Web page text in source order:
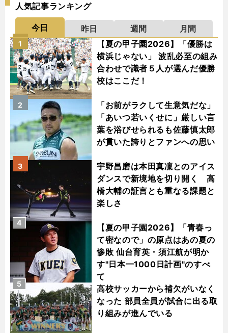
人気記事ランキング
今日 昨日 週間
月間
【夏の甲子園2026】「優勝は
横浜じゃない」 波乱必至の組み
合わせで識者５人が選んだ優勝
校はここだ！
1
「お前がラクして生意気だな」
「あいつ若いくせに」厳しい言
葉を浴びせられるも佐藤慎太郎
が貫いた誇りとファンへの思い
2
宇野昌磨は本田真凜とのアイス
ダンスで新境地を切り開く 高
橋大輔の証言とも重なる課題と
楽しさ
3
【夏の甲子園2026】「青春っ
て密なので」の原点はあの夏の
惨敗 仙台育英・須江航が明か
す"日本一1000日計画"のすべ
て
4
高校サッカーから補欠がいなく
なった 部員全員が試合に出る取
り組みが進んでいる
5